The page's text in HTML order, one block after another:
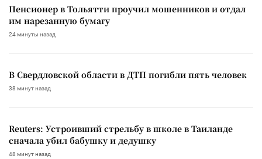
Пенсионер в Тольятти проучил мошенников и отдал
им нарезанную бумагу
24 минуты назад
В Свердловской области в ДТП погибли пять человек
38 минут назад
Reuters: Устроивший стрельбу в школе в Таиланде
сначала убил бабушку и дедушку
48 минут назад